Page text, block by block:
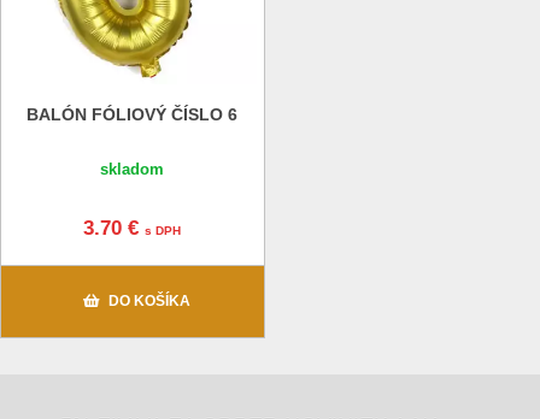
BALÓN FÓLIOVÝ ČÍSLO 6
skladom
3.70 €s DPH
DO KOŠÍKA